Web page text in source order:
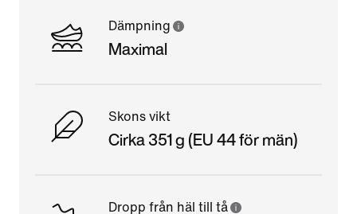
Dämpning
Maximal
Skons vikt
Cirka 351 g (EU 44 för män)
Dropp från häl till tå